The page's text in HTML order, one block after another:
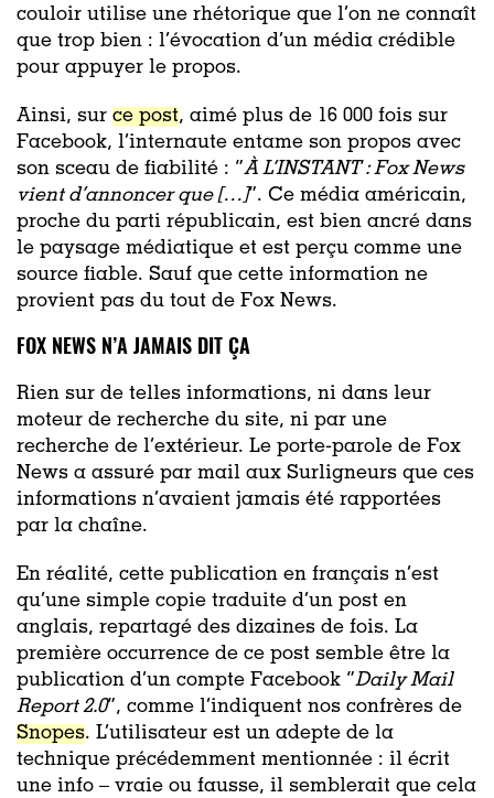
couloir utilise une rhétorique que l’on ne connaît
que trop bien : l’évocation d’un média crédible
pour appuyer le propos.
Ainsi, sur ce post, aimé plus de 16 000 fois sur
Facebook, l’internaute entame son propos avec
son sceau de fiabilité : “À L’INSTANT : Fox News
vient d’annoncer que […]”. Ce média américain,
proche du parti républicain, est bien ancré dans
le paysage médiatique et est perçu comme une
source fiable. Sauf que cette information ne
provient pas du tout de Fox News.
FOX NEWS N’A JAMAIS DIT ÇA
Rien sur de telles informations, ni dans leur
moteur de recherche du site, ni par une
recherche de l’extérieur. Le porte-parole de Fox
News a assuré par mail aux Surligneurs que ces
informations n’avaient jamais été rapportées
par la chaîne.
En réalité, cette publication en français n’est
qu’une simple copie traduite d’un post en
anglais, repartagé des dizaines de fois. La
première occurrence de ce post semble être la
publication d’un compte Facebook “Daily Mail
Report 2.0”, comme l’indiquent nos confrères de
Snopes. L’utilisateur est un adepte de la
technique précédemment mentionnée : il écrit
une info – vraie ou fausse, il semblerait que cela